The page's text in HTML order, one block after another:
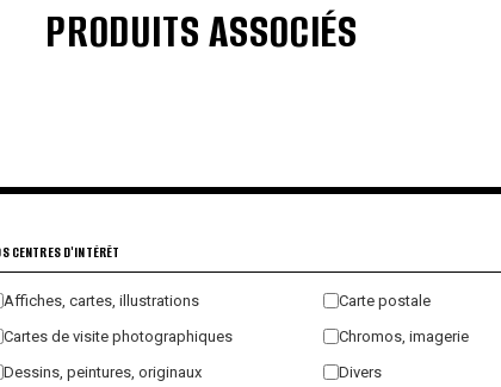
PRODUITS ASSOCIÉS
CENTRES D'INTÉRÊT
Affiches, cartes, illustrations
Carte postale
Cartes de visite photographiques
Chromos, imagerie
Dessins, peintures, originaux
Divers